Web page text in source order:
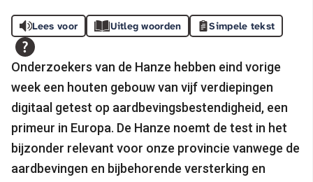
Lees voor Uitleg woorden Simpele tekst
Onderzoekers van de Hanze hebben eind vorige
week een houten gebouw van vijf verdiepingen
digitaal getest op aardbevingsbestendigheid, een
primeur in Europa. De Hanze noemt de test in het
bijzonder relevant voor onze provincie vanwege de
aardbevingen en bijbehorende versterking en